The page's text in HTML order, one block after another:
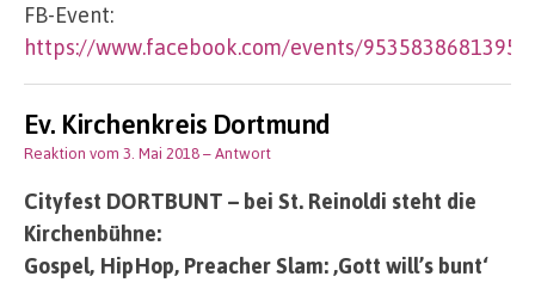
FB-Event:
https://www.facebook.com/events/
Ev. Kirchenkreis Dortmund
Reaktion vom 3. Mai 2018– Antwort
Cityfest DORTBUNT – bei St. Reinoldi steht die
Kirchenbühne:
Gospel, HipHop, Preacher Slam: ‚Gott will’s bunt‘